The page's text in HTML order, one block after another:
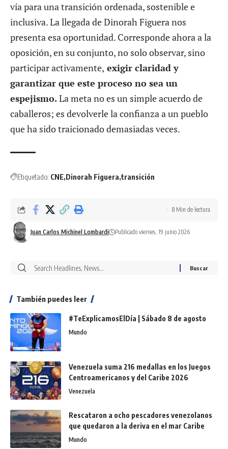
vía para una transición ordenada, sostenible e
inclusiva. La llegada de Dinorah Figuera nos
presenta esa oportunidad. Corresponde ahora a la
oposición, en su conjunto, no solo observar, sino
participar activamente, exigir claridad y
garantizar que este proceso no sea un
espejismo.La meta no es un simple acuerdo de
caballeros; es devolverle la confianza a un pueblo
que ha sido traicionado demasiadas veces.
Etiquetado: CNE Dinorah Figuera transición
Juan Carlos Michinel Lombardi Publicado viernes, 19 junio 2026
8 Min de lectura
También puedes leer
#TeExplicamosElDía | Sábado 8 de agosto
Mundo
Venezuela suma 216 medallas en los Juegos
Centroamericanos y del Caribe 2026
Venezuela
Rescataron a ocho pescadores venezolanos
que quedaron a la deriva en el mar Caribe
Mundo